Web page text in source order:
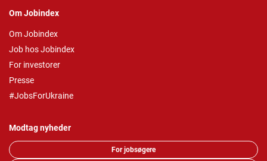
Om Jobindex
Om Jobindex
Job hos Jobindex
For investorer
Presse
#JobsForUkraine
Modtag nyheder
For jobsøgere